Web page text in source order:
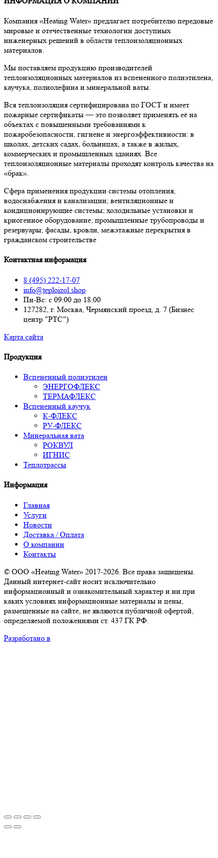
Компания «Heating Water» предлагает потребителю передовые
мировые и отечественные технологии доступных
инженерных решений в области теплоизоляционных
материалов.
Мы поставляем продукцию производителей
теплоизоляционных материалов из вспененного полиэтилена,
каучука, полиолефина и минеральной ваты.
Вся теплоизоляция сертифицирована по ГОСТ и имеет
пожарные сертификаты — это позволяет применять её на
объектах с повышенными требованиями к
пожаробезопасности, гигиене и энергоэффективности: в
школах, детских садах, больницах, а также в жилых,
коммерческих и промышленных зданиях. Все
теплоизоляционные материалы проходят контроль качества на
«брак».
Сфера применения продукции системы отопления,
водоснабжения и канализации; вентиляционные и
кондиционирующие системы; холодильные установки и
криогенное оборудование; промышленные трубопроводы и
резервуары; фасады, кровли, межэтажные перекрытия в
гражданском строительстве
Контактная информация
8 (495) 222-17-07
info@teploizol.shop
Пн-Вс: с 09:00 до 18:00
127282, г. Москва, Чермянский проезд, д. 7 (Бизнес
центр "РТС")
Карта сайта
Продукция
Вспененный полиэтилен
ЭНЕРГОФЛЕКС
ТЕРМАФЛЕКС
Вспененный каучук
К-ФЛЕКС
РУ-ФЛЕКС
Минеральная вата
РОКВУЛ
ИГНИС
Теплотрассы
Информация
Главная
Услуги
Новости
Доставка / Оплата
О компании
Контакты
© ООО «Heating Water» 2017-2026. Все права защищены.
Данный интернет-сайт носит исключительно
информационный и ознакомительный характер и ни при
каких условиях информационные материалы и цены,
размещенные на сайте, не являются публичной офертой,
определяемой положениями ст. 437 ГК РФ.
Разработано в